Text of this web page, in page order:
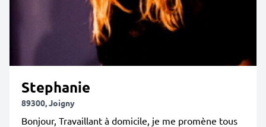
Stephanie
89300, Joigny
Bonjour, Travaillant à domicile, je me promène tous